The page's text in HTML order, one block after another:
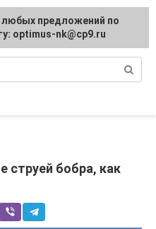
струей бобра, как
предложений по
optimus-nk@cp9.ru